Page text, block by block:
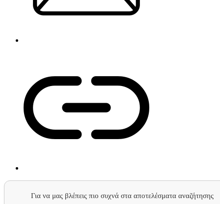
Για να μας βλέπεις πιο συχνά στα αποτελέσματα αναζήτησης